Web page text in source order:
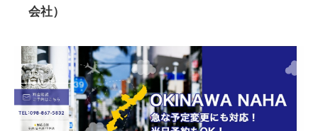
会社）